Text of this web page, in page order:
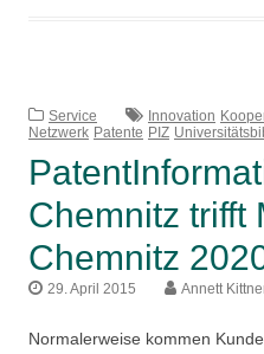
Service Innovation
Netzwerk Patente PIZ
Chemnitz trifft
Chemnitz
29. April 2015 Annett
Normalerweise kommen